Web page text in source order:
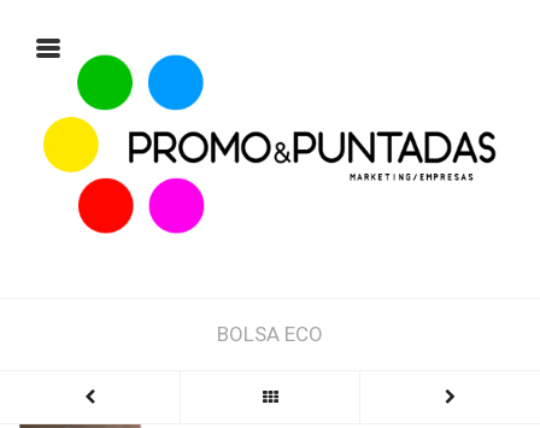
BOLSA ECO